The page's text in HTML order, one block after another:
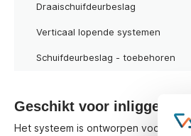
Draaischuifdeurbeslag
Verticaal lopende systemen
Schuifdeurbeslag - toebehoren
Geschikt voor inliggende
Het systeem is ontworpen voor